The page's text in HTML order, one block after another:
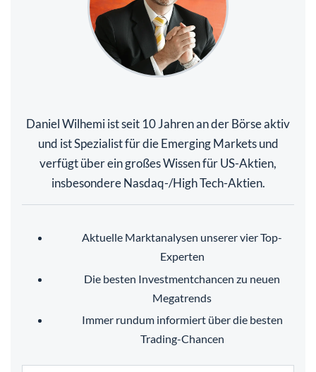
Daniel Wilhemi ist seit 10 Jahren an der Börse aktiv
und ist Spezialist für die Emerging Markets und
verfügt über ein großes Wissen für US-Aktien,
insbesondere Nasdaq-/High Tech-Aktien.
Aktuelle Marktanalysen unserer vier Top-
Experten
Die besten Investmentchancen zu neuen
Megatrends
Immer rundum informiert über die besten
Trading-Chancen